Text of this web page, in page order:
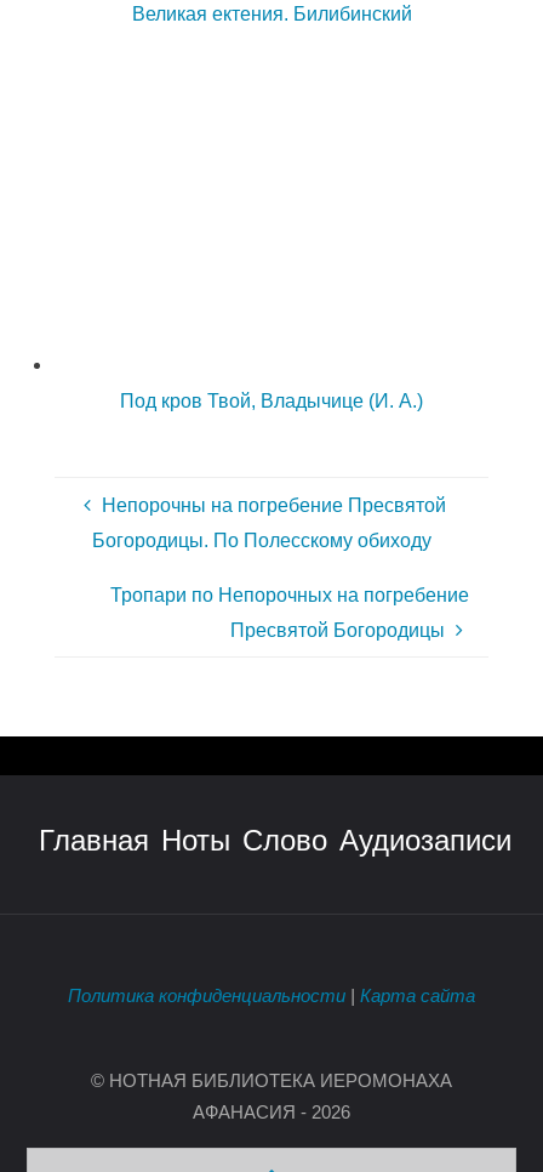
Великая ектения. Билибинский
Под кров Твой, Владычице (И. А.)
Непорочны на погребение Пресвятой
Богородицы. По Полесскому обиходу
Тропари по Непорочных на погребение
Пресвятой Богородицы
Главная Ноты Слово Аудиозаписи
Политика конфиденциальности Карта сайта
© НОТНАЯ БИБЛИОТЕКА ИЕРОМОНАХА
АФАНАСИЯ - 2026